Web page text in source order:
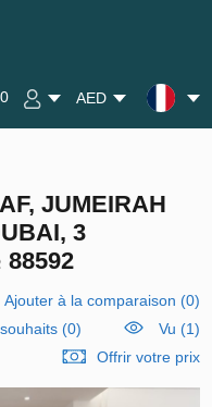
0 AED
JUMEIRAH
3
Ajouter à la comparaison (0)
(0)
Vu (1)
Offrir votre prix